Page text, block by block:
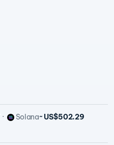
Solana~ US$502.29